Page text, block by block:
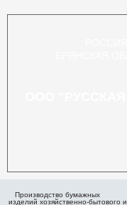
Производство бумажных
изделий хозяйственно-бытового и